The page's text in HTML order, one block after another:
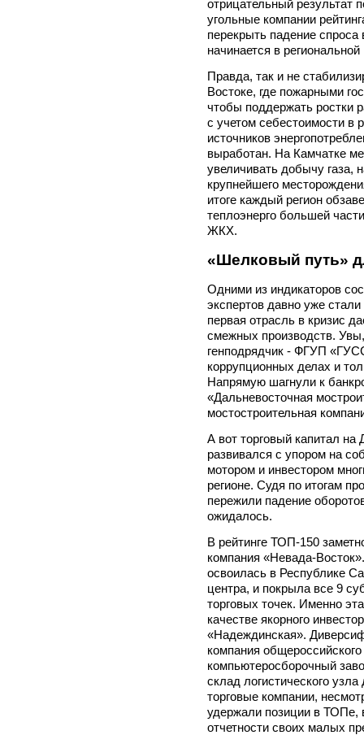
отрицательный результат
угольные компании
перекрыть падение спроса
начинается в
Правда, так и не
Востоке, где пожарными
чтобы поддержать ростки
с учетом себестоимости в
источников
выработан. На Камчатке
увеличивать добычу газа,
крупнейшего
итоге каждый регион
теплоэнерго большей
ЖКХ.
«Шелковый путь»
Одними из индикаторов
экспертов давно уже
первая отрасль в кризис
смежных производств.
генподрядчик - ФГУП
коррупционных делах и
Напрямую шагнули к
«Дальневосточная
мостостроительная
А вот торговый капитал
развивался с упором на
мотором и инвестором
регионе. Судя по итогам
пережили падение
ожидалось.
В рейтинге ТОП-150
компания «Невада-
освоилась в Республике
центра, и покрыла все 9
торговых точек. Именно
качестве якорного
«Надеждинская».
компания
компьютеросборочный
склад логистического
торговые компании,
удержали позиции в ТОПе,
отчетности своих малых